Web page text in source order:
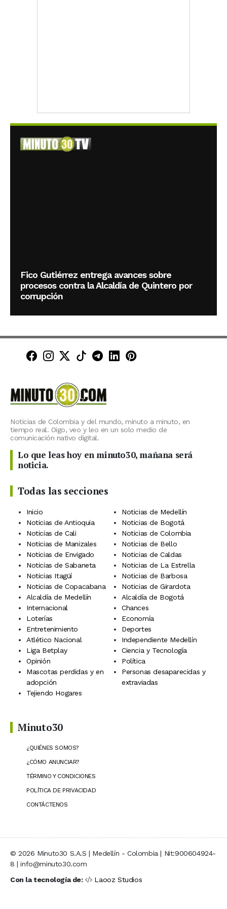
Fico Gutiérrez entrega avances sobre
procesos contra la Alcaldía de Quintero por
corrupción
Minuto30 en Facebook
Minuto30 en Instagram
Minuto30 en X (Twitter)
Minuto30 en TikTok
Canal de Minuto30 en
Minuto30 en LinkedIn
Minuto30 en
Noticias de Colombia y del mundo, minuto a minuto, en
tiempo real. Oigo, veo y leo en un solo medio de
comunicación nativo digital.
Lo que leas hoy en minuto30, mañana será
noticia.
Todas las secciones
Inicio
Noticias de Medellín
Noticias de Antioquia
Noticias de Bogotá
Noticias de Cali
Noticias de Colombia
Noticias de Manizales
Noticias de Bello
Noticias de Envigado
Noticias de Caldas
Noticias de Sabaneta
Noticias de La Estrella
Noticias Itagüí
Noticias de Barbosa
Noticias de Copacabana
Noticias de Girardota
Alcaldía de Medellín
Alcaldía de Bogotá
Internacional
Chances
Loterías
Economía
Entretenimiento
Deportes
Atlético Nacional
Independiente Medellín
Liga Betplay
Ciencia y Tecnología
Opinión
Política
Mascotas perdidas y en
adopción
Personas desaparecidas y
extraviadas
Tejiendo Hogares
Minuto30
¿QUIÉNES SOMOS?
¿CÓMO ANUNCIAR?
TÉRMINO Y CONDICIONES
POLÍTICA DE PRIVACIDAD
CONTÁCTENOS
© 2026 Minuto30 S.A.S | Medellín - Colombia | Nit:900604924-
8 | info@minuto30.com
Con la tecnología de:
Laooz Studios